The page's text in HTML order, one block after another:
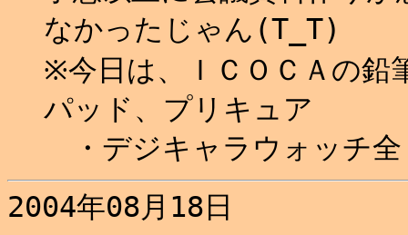
なかったじゃん(T_T)
※今日は、ＩＣＯＣＡの鉛
パッド、プリキュア
・デジキャラウォッチ全
2004年08月18日